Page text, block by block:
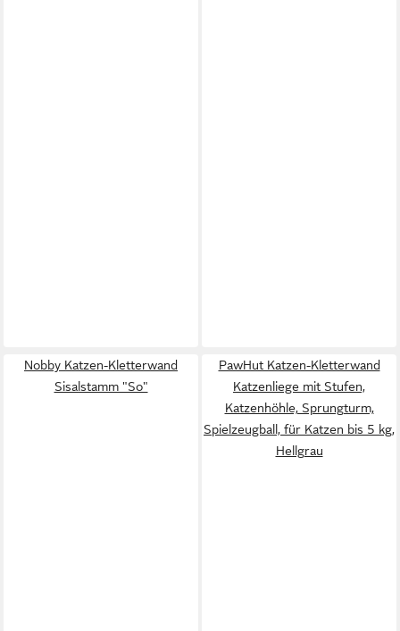
Nobby Katzen-Kletterwand
Sisalstamm "So"
PawHut Katzen-Kletterwand
Katzenliege mit Stufen,
Katzenhöhle, Sprungturm,
Spielzeugball, für Katzen bis 5 kg,
Hellgrau